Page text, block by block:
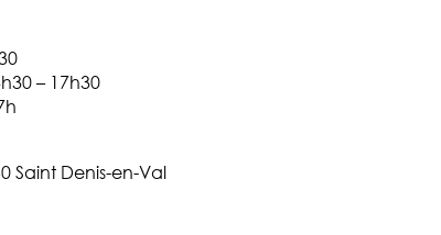
– 17h30
Saint Denis-en-Val